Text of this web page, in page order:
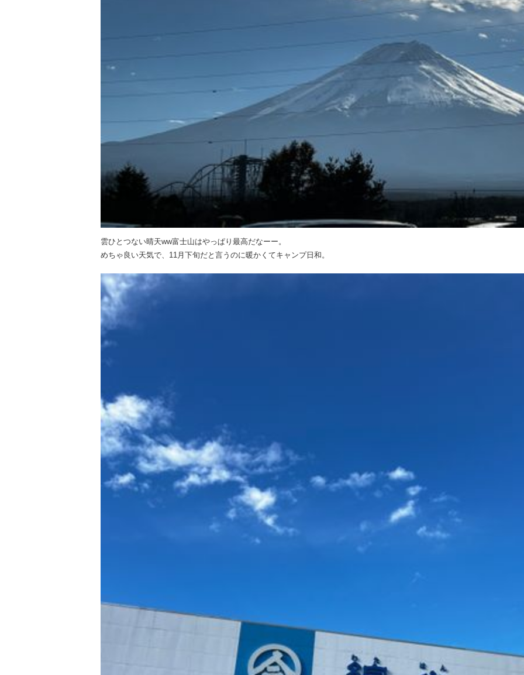
雲ひとつない晴天ww富士山はやっぱり最高だなーー。
めちゃ良い天気で、11月下旬だと言うのに暖かくてキャンプ日和。